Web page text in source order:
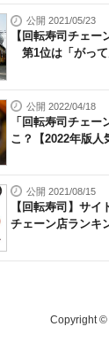
公開 2021/05/23
【回転寿司チェー
第1位は「がっ
公開 2022/04/18
「回転寿司チェ
こ？【2022年版人
公開 2021/08/15
【回転寿司】サ
チェーン店ラン
Copyright ©